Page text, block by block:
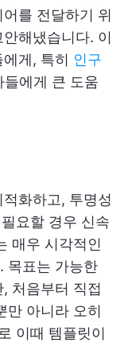
를 전달하기 위
해냈습니다. 이
게, 특히 인구
에게 큰 도움
화하고, 투명성
요할 경우 신속
매우 시각적인
목표는 가능한
처음부터 직접
만 아니라 오히
이때 템플릿이